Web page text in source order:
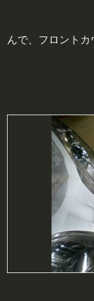
んで、フロントカ